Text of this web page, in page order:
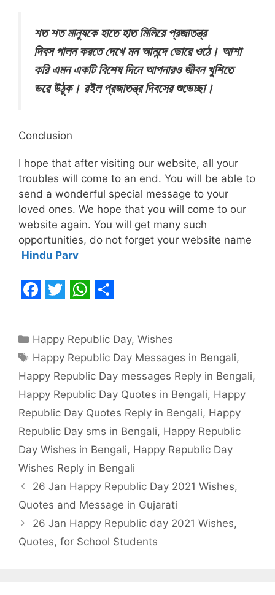
শত শত মানুষকে হাতে হাত মিলিয়ে প্রজাতন্ত্র
দিবস পালন করতে দেখে মন আনন্দে ভোরে ওঠে। আশা
করি এমন একটি বিশেষ দিনে আপনারও জীবন খুশিতে
ভরে উঠুক। রইল প্রজাতন্ত্র দিবসের শুভেচ্ছা।
Conclusion
I hope that after visiting our website, all your
troubles will come to an end. You will be able to
send a wonderful special message to your
loved ones. We hope that you will come to our
website again. You will get many such
opportunities, do not forget your website name
Hindu Parv
a
c
e
b
o
o
k
i
t
t
e
r
h
a
t
s
A
p
p
h
a
r
e
Categories
Happy Republic Day,Wishes
Tags
Happy Republic Day Messages in Bengali,
Happy Republic Day messages Reply in Bengali,
Happy Republic Day Quotes in Bengali, Happy
Republic Day Quotes Reply in Bengali, Happy
Republic Day sms in Bengali, Happy Republic
Day Wishes in Bengali, Happy Republic Day
Wishes Reply in Bengali
26 Jan Happy Republic Day 2021 Wishes,
Quotes and Message in Gujarati
26 Jan Happy Republic day 2021 Wishes,
Quotes, for School Students